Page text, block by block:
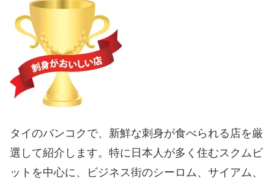
タイのバンコクで、新鮮な刺身が食べられる店を厳
選して紹介します。特に日本人が多く住むスクムビ
ットを中心に、ビジネス街のシーロム、サイアム、